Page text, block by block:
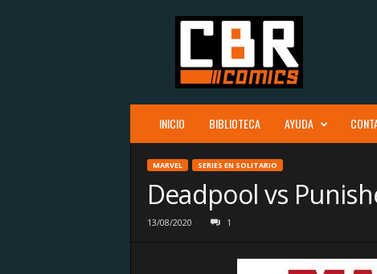
INICIO BIBLIOTECA AYUDA
MARVEL SERIES EN SOLITARIO
Deadpool vs
13/08/2020 1